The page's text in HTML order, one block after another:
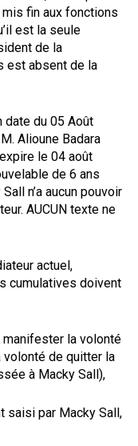
fin aux fonctions
est la seule
de la
est absent de la
date du 05 Août
Alioune Badara
le 04 août
de 6 ans
n’a aucun pouvoir
AUCUN texte ne
actuel,
cumulatives doivent
manifester la volonté
volonté de quitter la
à Macky Sall),
saisi par Macky Sall,